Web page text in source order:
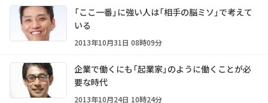
「ここ一番」に強い人は「相手の脳ミソ」で考えて
いる
2013年10月31日 08時09分
企業で働くにも「起業家」のように働くことが必
要な時代
2013年10月24日 10時24分